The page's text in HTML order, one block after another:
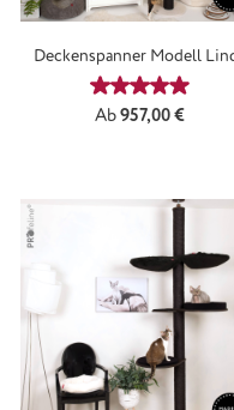
Deckenspanner Modell
Regulärer Preis:
Ab957,00 €